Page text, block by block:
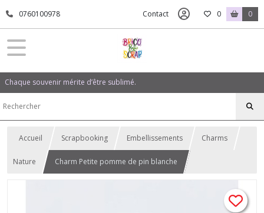
0760100978 Contact 0 0
Chaque souvenir mérite d’être sublimé.
Accueil Scrapbooking Embellissements Charms
Nature Charm Petite pomme de pin blanche